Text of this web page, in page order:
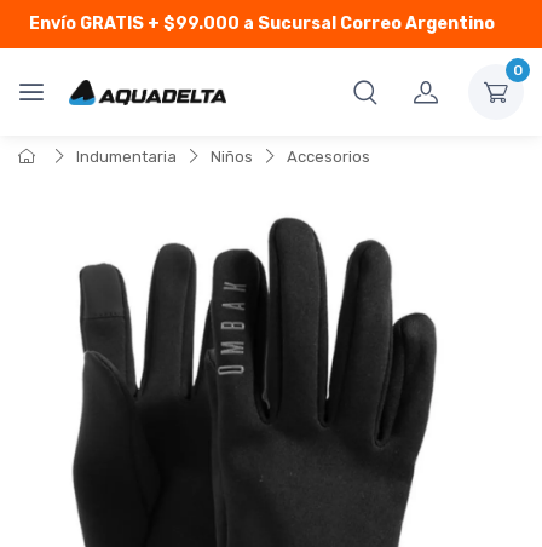
Envío GRATIS+ $99.000 a Sucursal Correo Argentino
0
Indumentaria Niños Accesorios